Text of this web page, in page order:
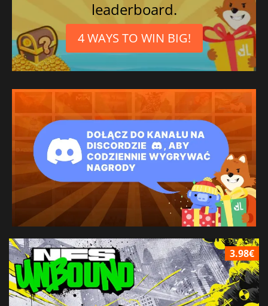
leaderboard.
4 WAYS TO WIN BIG!
3.98€